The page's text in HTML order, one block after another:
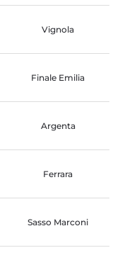
Vignola
Finale Emilia
Argenta
Ferrara
Sasso Marconi